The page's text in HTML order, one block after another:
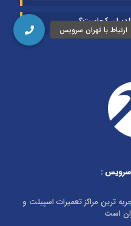
کجاست؟
سرویس:
ترین مراکز تعمیرات اسپیلت و
است